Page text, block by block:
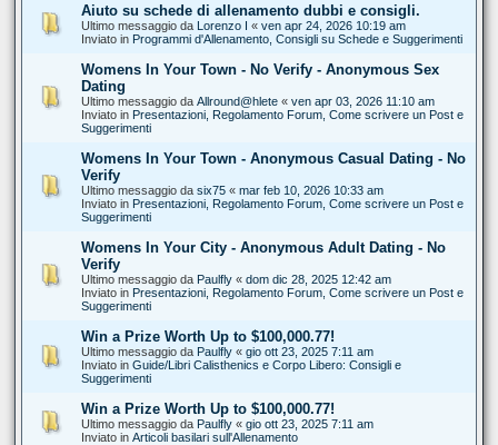
Aiuto su schede di allenamento dubbi e consigli.
Ultimo messaggio da Lorenzo I « ven apr 24, 2026 10:19 am
Inviato in Programmi d'Allenamento, Consigli su Schede e Suggerimenti
Womens In Your Town - No Verify - Anonymous Sex
Dating
Ultimo messaggio da Allround@hlete « ven apr 03, 2026 11:10 am
Inviato in Presentazioni, Regolamento Forum, Come scrivere un Post e
Suggerimenti
Womens In Your Town - Anonymous Casual Dating - No
Verify
Ultimo messaggio da six75 « mar feb 10, 2026 10:33 am
Inviato in Presentazioni, Regolamento Forum, Come scrivere un Post e
Suggerimenti
Womens In Your City - Anonymous Adult Dating - No
Verify
Ultimo messaggio da Paulfly « dom dic 28, 2025 12:42 am
Inviato in Presentazioni, Regolamento Forum, Come scrivere un Post e
Suggerimenti
Win a Prize Worth Up to $100,000.77!
Ultimo messaggio da Paulfly « gio ott 23, 2025 7:11 am
Inviato in Guide/Libri Calisthenics e Corpo Libero: Consigli e
Suggerimenti
Win a Prize Worth Up to $100,000.77!
Ultimo messaggio da Paulfly « gio ott 23, 2025 7:11 am
Inviato in Articoli basilari sull'Allenamento